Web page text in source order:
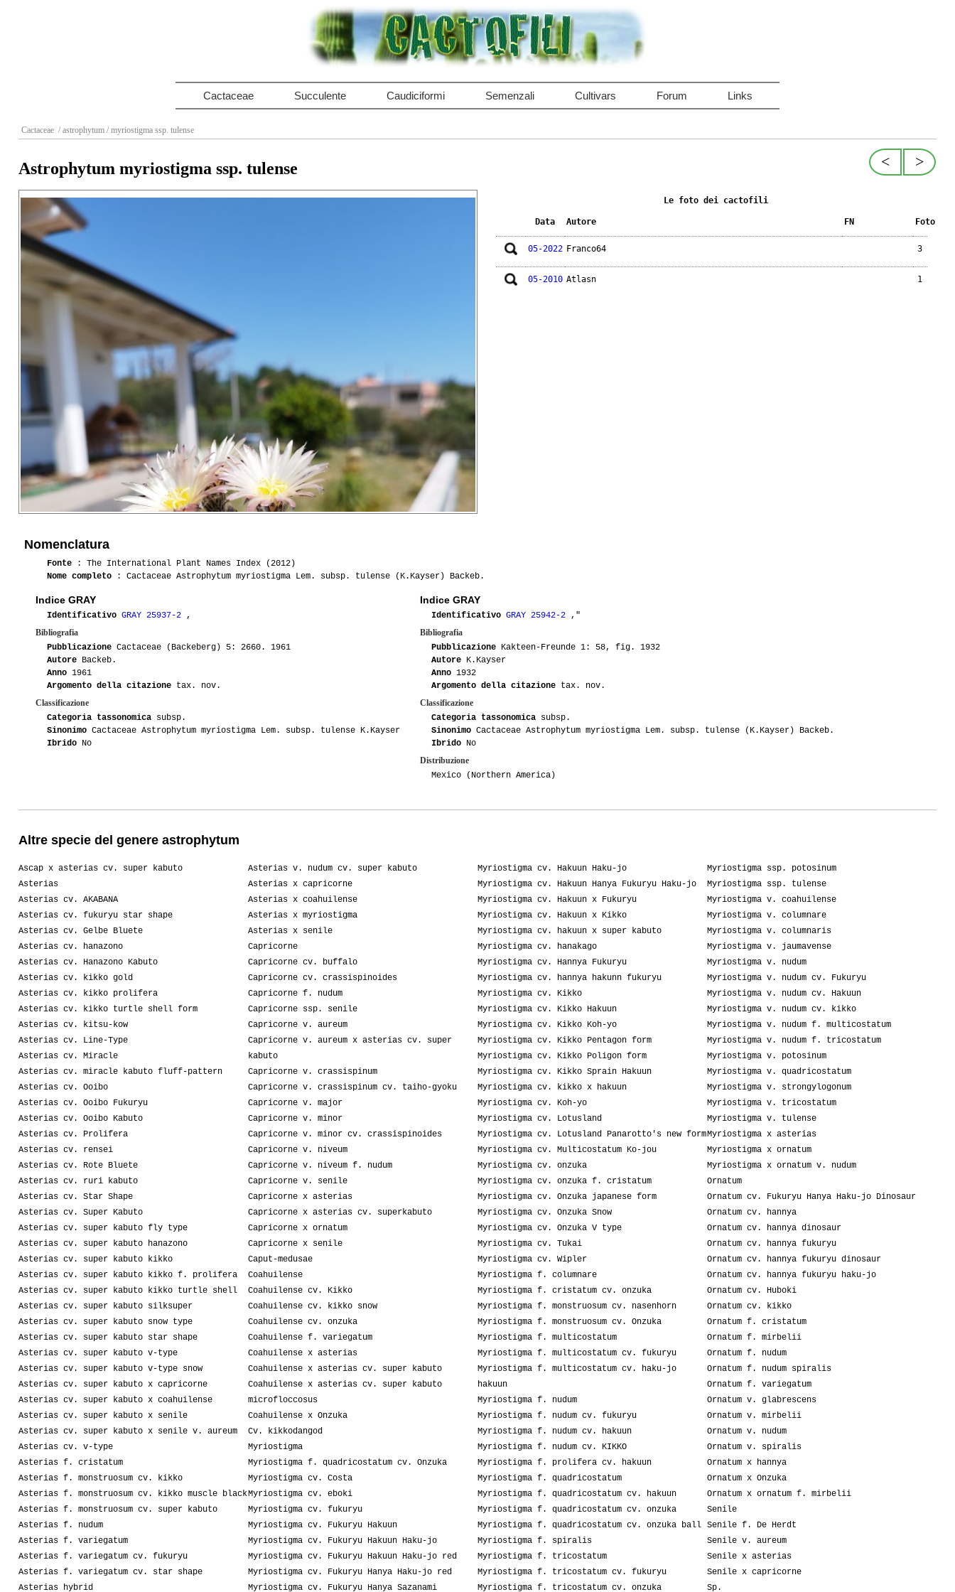
Cactaceae Succulente Caudiciformi Semenzali Cultivars Forum Links
Cactaceae / astrophytum / myriostigma ssp. tulense
>
<
Astrophytum myriostigma ssp. tulense
Le foto dei cactofili
Data Autore FN Foto
05-2022 Franco64 3
05-2010 Atlasn 1
Nomenclatura
Fonte : The International Plant Names Index (2012)
Nome completo : Cactaceae Astrophytum myriostigma Lem. subsp. tulense (K.Kayser) Backeb.
Indice GRAY
Identificativo GRAY 25937-2 ,
Bibliografia
Pubblicazione Cactaceae (Backeberg) 5: 2660. 1961
Autore Backeb.
Anno 1961
Argomento della citazione tax. nov.
Classificazione
Categoria tassonomica subsp.
Sinonimo Cactaceae Astrophytum myriostigma Lem. subsp. tulense K.Kayser
Ibrido No
Indice GRAY
Identificativo GRAY 25942-2 ,"
Bibliografia
Pubblicazione Kakteen-Freunde 1: 58, fig. 1932
Autore K.Kayser
Anno 1932
Argomento della citazione tax. nov.
Classificazione
Categoria tassonomica subsp.
Sinonimo Cactaceae Astrophytum myriostigma Lem. subsp. tulense (K.Kayser) Backeb.
Ibrido No
Distribuzione
Mexico (Northern America)
Altre specie del genere astrophytum
Ascap x asterias cv. super kabuto
Asterias
Asterias cv. AKABANA
Asterias cv. fukuryu star shape
Asterias cv. Gelbe Bluete
Asterias cv. hanazono
Asterias cv. Hanazono Kabuto
Asterias cv. kikko gold
Asterias cv. kikko prolifera
Asterias cv. kikko turtle shell form
Asterias cv. kitsu-kow
Asterias cv. Line-Type
Asterias cv. Miracle
Asterias cv. miracle kabuto fluff-pattern
Asterias cv. Ooibo
Asterias cv. Ooibo Fukuryu
Asterias cv. Ooibo Kabuto
Asterias cv. Prolifera
Asterias cv. rensei
Asterias cv. Rote Bluete
Asterias cv. ruri kabuto
Asterias cv. Star Shape
Asterias cv. Super Kabuto
Asterias cv. super kabuto fly type
Asterias cv. super kabuto hanazono
Asterias cv. super kabuto kikko
Asterias cv. super kabuto kikko f. prolifera
Asterias cv. super kabuto kikko turtle shell
Asterias cv. super kabuto silksuper
Asterias cv. super kabuto snow type
Asterias cv. super kabuto star shape
Asterias cv. super kabuto v-type
Asterias cv. super kabuto v-type snow
Asterias cv. super kabuto x capricorne
Asterias cv. super kabuto x coahuilense
Asterias cv. super kabuto x senile
Asterias cv. super kabuto x senile v. aureum
Asterias cv. v-type
Asterias f. cristatum
Asterias f. monstruosum cv. kikko
Asterias f. monstruosum cv. kikko muscle black
Asterias f. monstruosum cv. super kabuto
Asterias f. nudum
Asterias f. variegatum
Asterias f. variegatum cv. fukuryu
Asterias f. variegatum cv. star shape
Asterias hybrid
Asterias v. nudum cv. super kabuto
Asterias x capricorne
Asterias x coahuilense
Asterias x myriostigma
Asterias x senile
Capricorne
Capricorne cv. buffalo
Capricorne cv. crassispinoides
Capricorne f. nudum
Capricorne ssp. senile
Capricorne v. aureum
Capricorne v. aureum x asterias cv. super
kabuto
Capricorne v. crassispinum
Capricorne v. crassispinum cv. taiho-gyoku
Capricorne v. major
Capricorne v. minor
Capricorne v. minor cv. crassispinoides
Capricorne v. niveum
Capricorne v. niveum f. nudum
Capricorne v. senile
Capricorne x asterias
Capricorne x asterias cv. superkabuto
Capricorne x ornatum
Capricorne x senile
Caput-medusae
Coahuilense
Coahuilense cv. Kikko
Coahuilense cv. kikko snow
Coahuilense cv. onzuka
Coahuilense f. variegatum
Coahuilense x asterias
Coahuilense x asterias cv. super kabuto
Coahuilense x asterias cv. super kabuto
microfloccosus
Coahuilense x Onzuka
Cv. kikkodangod
Myriostigma
Myriostigma f. quadricostatum cv. Onzuka
Myriostigma cv. Costa
Myriostigma cv. eboki
Myriostigma cv. fukuryu
Myriostigma cv. Fukuryu Hakuun
Myriostigma cv. Fukuryu Hakuun Haku-jo
Myriostigma cv. Fukuryu Hakuun Haku-jo red
Myriostigma cv. Fukuryu Hanya Haku-jo red
Myriostigma cv. Fukuryu Hanya Sazanami
Myriostigma cv. Hakuun Haku-jo
Myriostigma cv. Hakuun Hanya Fukuryu Haku-jo
Myriostigma cv. Hakuun x Fukuryu
Myriostigma cv. Hakuun x Kikko
Myriostigma cv. hakuun x super kabuto
Myriostigma cv. hanakago
Myriostigma cv. Hannya Fukuryu
Myriostigma cv. hannya hakunn fukuryu
Myriostigma cv. Kikko
Myriostigma cv. Kikko Hakuun
Myriostigma cv. Kikko Koh-yo
Myriostigma cv. Kikko Pentagon form
Myriostigma cv. Kikko Poligon form
Myriostigma cv. Kikko Sprain Hakuun
Myriostigma cv. kikko x hakuun
Myriostigma cv. Koh-yo
Myriostigma cv. Lotusland
Myriostigma cv. Lotusland Panarotto's new form
Myriostigma cv. Multicostatum Ko-jou
Myriostigma cv. onzuka
Myriostigma cv. onzuka f. cristatum
Myriostigma cv. Onzuka japanese form
Myriostigma cv. Onzuka Snow
Myriostigma cv. Onzuka V type
Myriostigma cv. Tukai
Myriostigma cv. Wipler
Myriostigma f. columnare
Myriostigma f. cristatum cv. onzuka
Myriostigma f. monstruosum cv. nasenhorn
Myriostigma f. monstruosum cv. Onzuka
Myriostigma f. multicostatum
Myriostigma f. multicostatum cv. fukuryu
Myriostigma f. multicostatum cv. haku-jo
hakuun
Myriostigma f. nudum
Myriostigma f. nudum cv. fukuryu
Myriostigma f. nudum cv. hakuun
Myriostigma f. nudum cv. KIKKO
Myriostigma f. prolifera cv. hakuun
Myriostigma f. quadricostatum
Myriostigma f. quadricostatum cv. hakuun
Myriostigma f. quadricostatum cv. onzuka
Myriostigma f. quadricostatum cv. onzuka ball
Myriostigma f. spiralis
Myriostigma f. tricostatum
Myriostigma f. tricostatum cv. fukuryu
Myriostigma f. tricostatum cv. onzuka
Myriostigma ssp. potosinum
Myriostigma ssp. tulense
Myriostigma v. coahuilense
Myriostigma v. columnare
Myriostigma v. columnaris
Myriostigma v. jaumavense
Myriostigma v. nudum
Myriostigma v. nudum cv. Fukuryu
Myriostigma v. nudum cv. Hakuun
Myriostigma v. nudum cv. kikko
Myriostigma v. nudum f. multicostatum
Myriostigma v. nudum f. tricostatum
Myriostigma v. potosinum
Myriostigma v. quadricostatum
Myriostigma v. strongylogonum
Myriostigma v. tricostatum
Myriostigma v. tulense
Myriostigma x asterias
Myriostigma x ornatum
Myriostigma x ornatum v. nudum
Ornatum
Ornatum cv. Fukuryu Hanya Haku-jo Dinosaur
Ornatum cv. hannya
Ornatum cv. hannya dinosaur
Ornatum cv. hannya fukuryu
Ornatum cv. hannya fukuryu dinosaur
Ornatum cv. hannya fukuryu haku-jo
Ornatum cv. Huboki
Ornatum cv. kikko
Ornatum f. cristatum
Ornatum f. mirbelii
Ornatum f. nudum
Ornatum f. nudum spiralis
Ornatum f. variegatum
Ornatum v. glabrescens
Ornatum v. mirbelii
Ornatum v. nudum
Ornatum v. spiralis
Ornatum x hannya
Ornatum x Onzuka
Ornatum x ornatum f. mirbelii
Senile
Senile f. De Herdt
Senile v. aureum
Senile x asterias
Senile x capricorne
Sp.